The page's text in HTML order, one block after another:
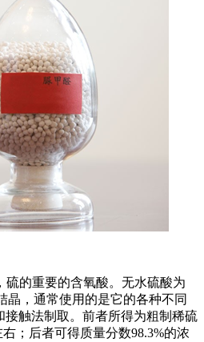
硫的重要的含氧酸。无水硫酸为
晶，通常使用的是它的各种不同
触法制取。前者所得为粗制稀硫
；后者可得质量分数98.3%的浓